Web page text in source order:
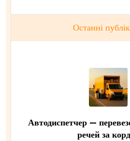
Останні
Автодиспетчер —
речей за